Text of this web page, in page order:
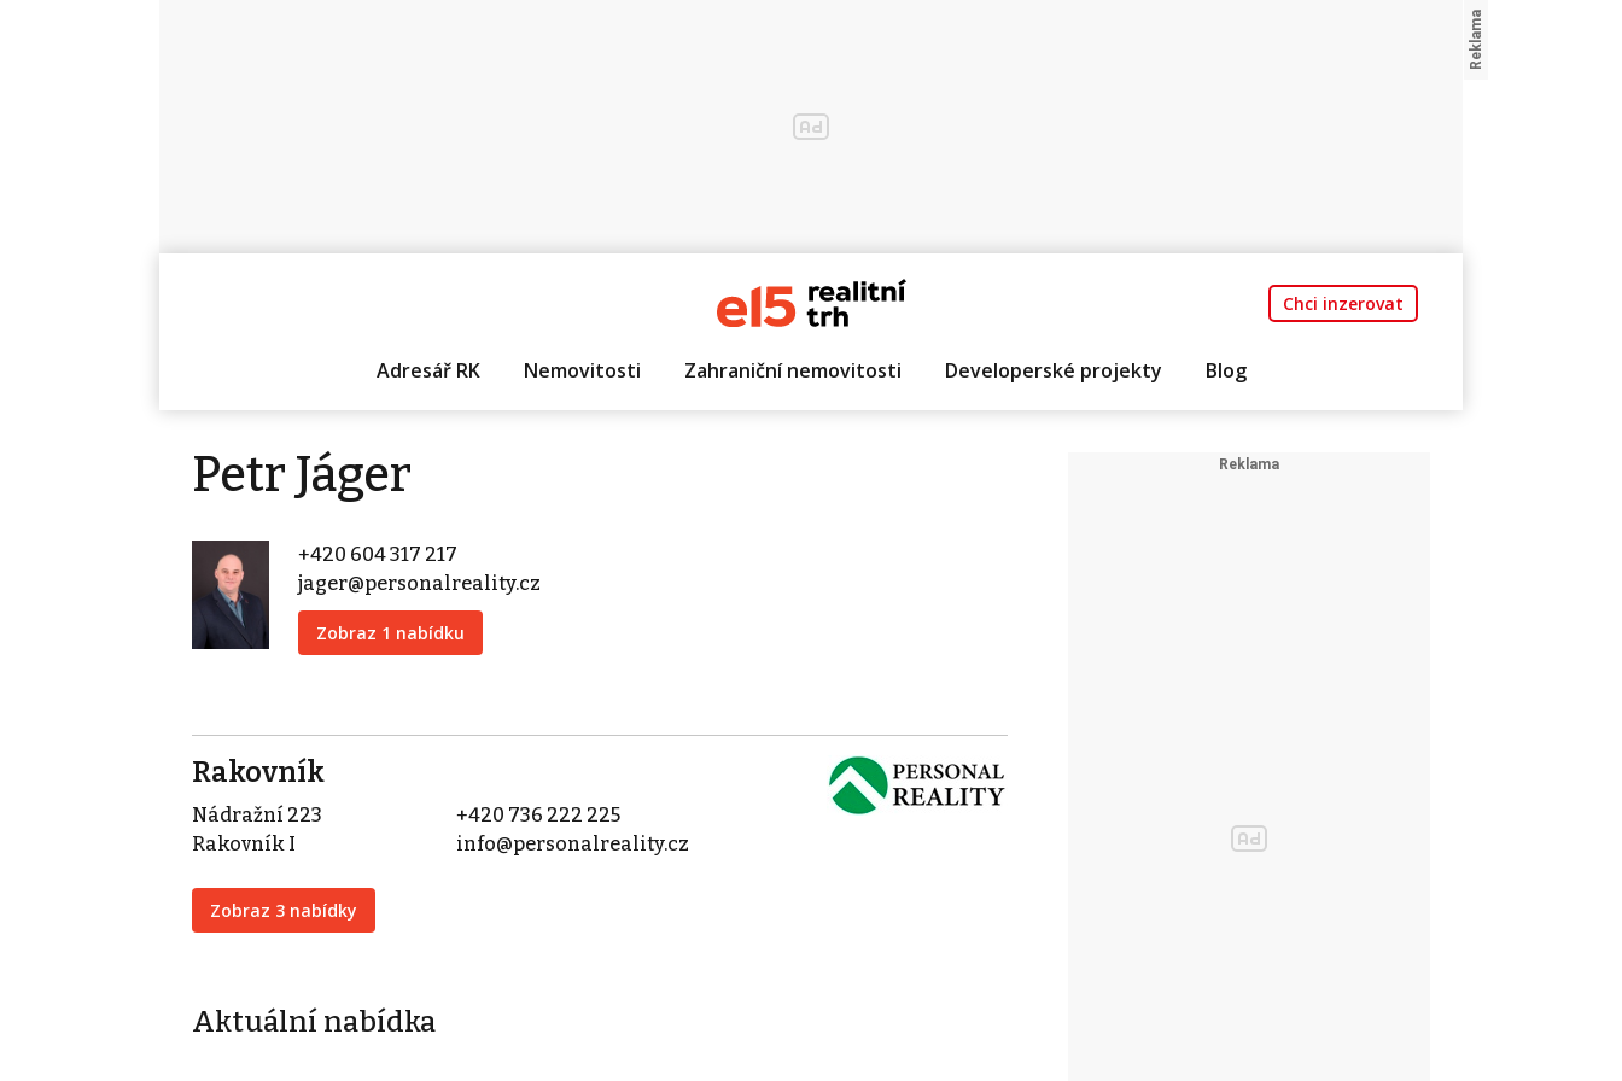
Chci inzerovat
Adresář RK Nemovitosti Zahraniční nemovitosti Developerské projekty Blog
Petr Jáger
+420 604 317 217
jager@personalreality.cz
Zobraz 1 nabídku
Rakovník
Nádražní 223
Rakovník I
Zobraz 3 nabídky
+420 736 222 225
info@personalreality.cz
Aktuální nabídka